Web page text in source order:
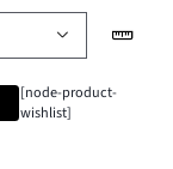
[node-product-
wishlist]